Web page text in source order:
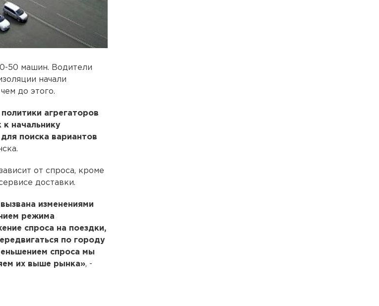
50 машин. Водители
начали
до этого.
агрегаторов
начальнику
поиска вариантов
от спроса, кроме
доставки.
изменениями
режима
спроса на поездки,
по городу
спроса мы
их выше рынка», -